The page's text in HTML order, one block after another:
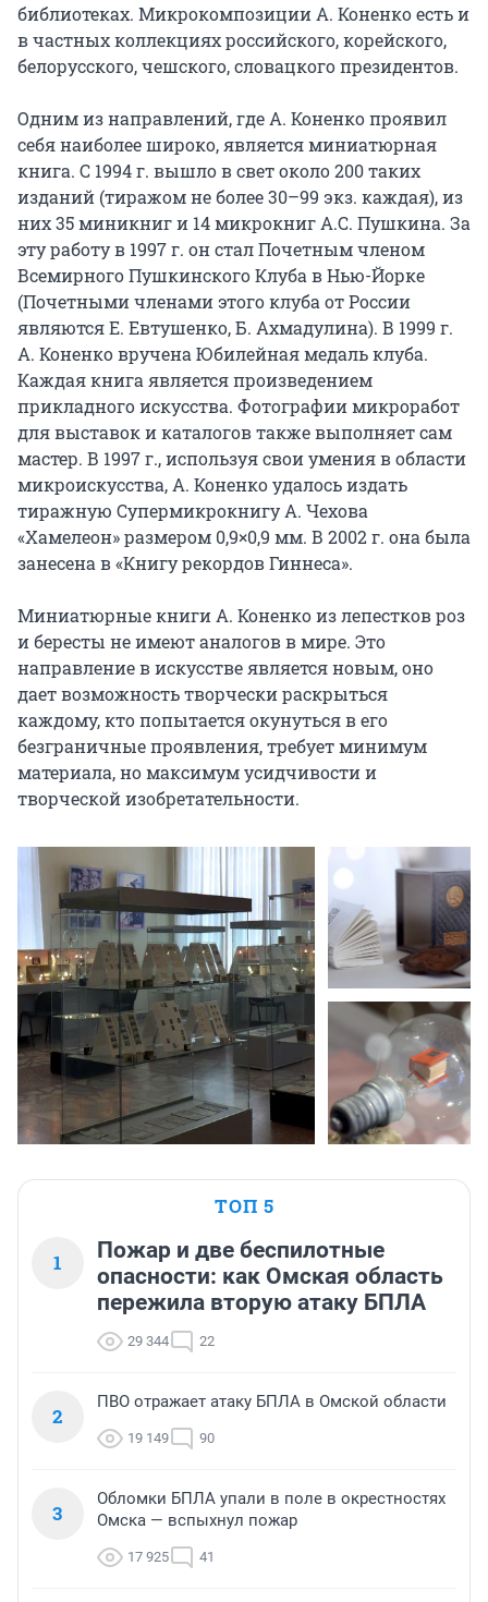
библиотеках. Микрокомпозиции А. Коненко есть и
в частных коллекциях российского, корейского,
белорусского, чешского, словацкого президентов.
Одним из направлений, где А. Коненко проявил
себя наиболее широко, является миниатюрная
книга. С 1994 г. вышло в свет около 200 таких
изданий (тиражом не более 30–99 экз. каждая), из
них 35 миникниг и 14 микрокниг А.С. Пушкина. За
эту работу в 1997 г. он стал Почетным членом
Всемирного Пушкинского Клуба в Нью-Йорке
(Почетными членами этого клуба от России
являются Е. Евтушенко, Б. Ахмадулина). В 1999 г.
А. Коненко вручена Юбилейная медаль клуба.
Каждая книга является произведением
прикладного искусства. Фотографии микроработ
для выставок и каталогов также выполняет сам
мастер. В 1997 г., используя свои умения в области
микроискусства, А. Коненко удалось издать
тиражную Супермикрокнигу А. Чехова
«Хамелеон» размером 0,9×0,9 мм. В 2002 г. она была
занесена в «Книгу рекордов Гиннеса».
Миниатюрные книги А. Коненко из лепестков роз
и бересты не имеют аналогов в мире. Это
направление в искусстве является новым, оно
дает возможность творчески раскрыться
каждому, кто попытается окунуться в его
безграничные проявления, требует минимум
материала, но максимум усидчивости и
творческой изобретательности.
ТОП 5
1
Пожар и две беспилотные
опасности: как Омская область
пережила вторую атаку БПЛА
29 344 22
2
ПВО отражает атаку БПЛА в Омской области
19 149 90
3
Обломки БПЛА упали в поле в окрестностях
Омска — вспыхнул пожар
17 925 41